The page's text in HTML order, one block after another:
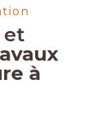
et
à